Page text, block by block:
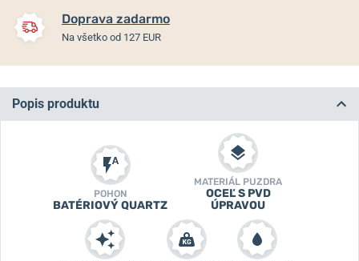
Doprava zadarmo
Na všetko od 127 EUR
Popis produktu
POHON
BATÉRIOVÝ QUARTZ
MATERIÁL PUZDRA
OCEĽ S PVD
ÚPRAVOU